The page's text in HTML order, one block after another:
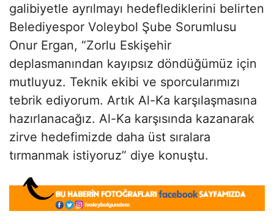
galibiyetle ayrılmayı hedeflediklerini belirten
Belediyespor Voleybol Şube Sorumlusu
Onur Ergan, “Zorlu Eskişehir
deplasmanından kayıpsız döndüğümüz için
mutluyuz. Teknik ekibi ve sporcularımızı
tebrik ediyorum. Artık Al-Ka karşılaşmasına
hazırlanacağız. Al-Ka karşısında kazanarak
zirve hedefimizde daha üst sıralara
tırmanmak istiyoruz” diye konuştu.